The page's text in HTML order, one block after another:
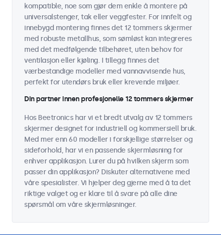
kompatible, noe som gjør dem enkle å montere på
universalstenger, tak eller veggfester. For innfelt og
innebygd montering finnes det 12 tommers skjermer
med robuste metallhus, som sømløst kan integreres
med det medfølgende tilbehøret, uten behov for
ventilasjon eller kjøling. I tillegg finnes det
værbestandige modeller med vannavvisende hus,
perfekt for utendørs bruk eller krevende miljøer.
Din partner innen profesjonelle 12 tommers skjermer
Hos Beetronics har vi et bredt utvalg av 12 tommers
skjermer designet for industriell og kommersiell bruk.
Med mer enn 60 modeller i forskjellige størrelser og
sideforhold, har vi en passende skjermløsning for
enhver applikasjon. Lurer du på hvilken skjerm som
passer din applikasjon? Diskuter alternativene med
våre spesialister. Vi hjelper deg gjerne med å ta det
riktige valget og er klare til å svare på alle dine
spørsmål om våre skjermløsninger.